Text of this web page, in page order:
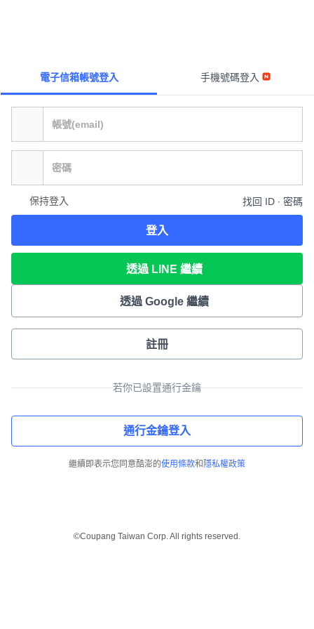
電子信箱帳號登入 手機號碼登入
保持登入 找回 ID ∙ 密碼
登入
透過 LINE 繼續
透過 Google 繼續
註冊
若你已設置通行金鑰
通行金鑰登入
繼續即表示您同意酷澎的使用條款和 隱私權政策
©Coupang Taiwan Corp. All rights reserved.